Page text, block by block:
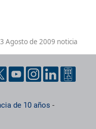
Agosto de 2009 noticia
de 10 años -